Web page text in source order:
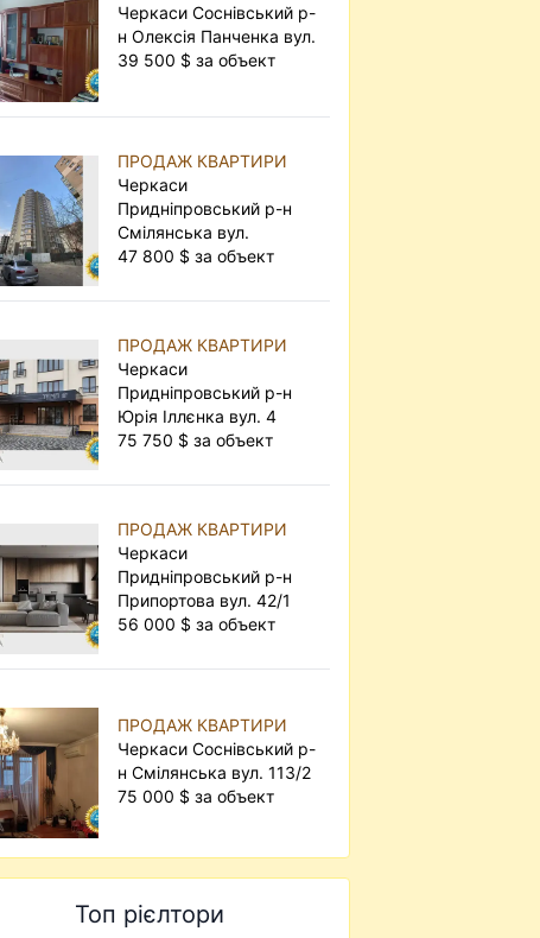
Черкаси Соснівський р-
н Олексія Панченка вул.
39 500 $ за объект
ПРОДАЖ КВАРТИРИ
Черкаси
Придніпровський р-н
Смілянська вул.
47 800 $ за объект
ПРОДАЖ КВАРТИРИ
Черкаси
Придніпровський р-н
Юрія Іллєнка вул. 4
75 750 $ за объект
ПРОДАЖ КВАРТИРИ
Черкаси
Придніпровський р-н
Припортова вул. 42/1
56 000 $ за объект
ПРОДАЖ КВАРТИРИ
Черкаси Соснівський р-
н Смілянська вул. 113/2
75 000 $ за объект
Топ рієлтори